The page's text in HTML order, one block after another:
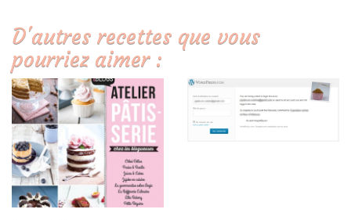
D'autres recettes que vous
pourriez aimer :